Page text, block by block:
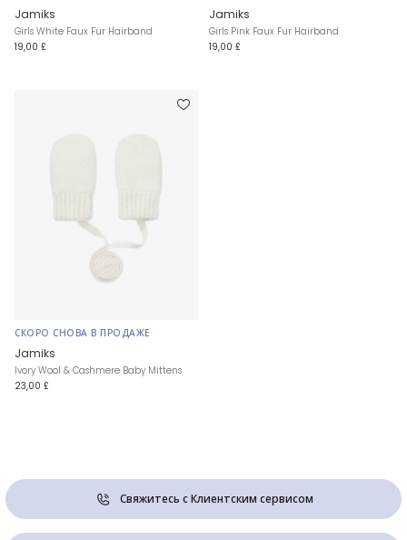
Jamiks
Girls White Faux Fur Hairband
19,00 £
Jamiks
Girls Pink Faux Fur Hairband
19,00 £
СКОРО СНОВА В ПРОДАЖЕ
Jamiks
Ivory Wool & Cashmere Baby Mittens
23,00 £
Свяжитесь с Клиентским сервисом